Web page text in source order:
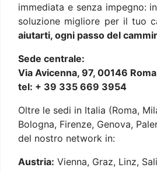
immediata e senza impegno:
soluzione migliore per il tuo
aiutarti, ogni passo del
Sede centrale:
Via Avicenna, 97, 00146
tel: + 39 335 669 3954
Oltre le sedi in Italia (Roma,
Bologna, Firenze, Genova,
del nostro network in:
Austria: Vienna, Graz, Linz,